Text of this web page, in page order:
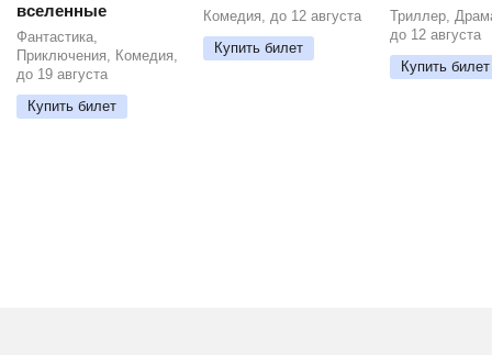
вселенные
Фантастика,
Приключения, Комедия,
до 19 августа
Купить билет
Комедия, до 12 августа
Купить билет
Триллер,
до 12 августа
Купить билет